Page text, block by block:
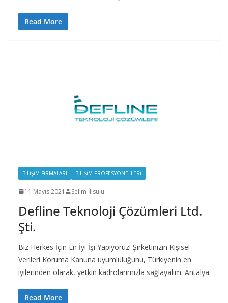
Read More
BILIŞIM FIRMALARI BILIŞIM PROFESYONELLERI
11 Mayıs 2021 Selim İlisulu
Defline Teknoloji Çözümleri Ltd.
Şti.
Biz Herkes İçin En İyi İşi Yapıyoruz! Şirketinizin Kişisel
Verileri Koruma Kanuna uyumluluğunu, Türkiyenin en
iyilerinden olarak, yetkin kadrolarımızla sağlayalım. Antalya
Read More